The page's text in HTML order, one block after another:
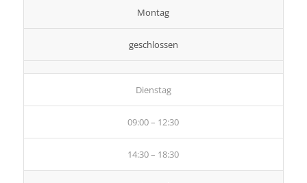
Montag
geschlossen
Dienstag
09:00 – 12:30
14:30 – 18:30